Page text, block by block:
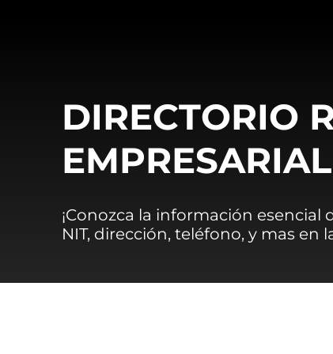
DIRECTORIO
EMPRESARIAL
¡Conozca la información
NIT, dirección, teléfono, y mas en